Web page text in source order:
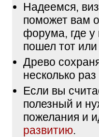
Надеемся,
поможет вам
форума, где у
пошел тот
Древо
несколько
Если вы
полезный и
пожелания и
развитию.